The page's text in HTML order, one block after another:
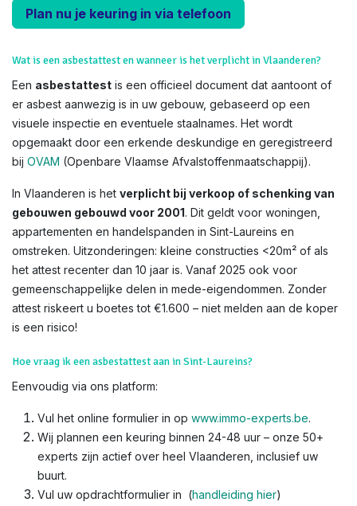
Plan nu je keuring in via telefoon
Wat is een asbestattest en wanneer is het verplicht in Vlaanderen?
Een asbestattest is een officieel document dat aantoont of
er asbest aanwezig is in uw gebouw, gebaseerd op een
visuele inspectie en eventuele staalnames. Het wordt
opgemaakt door een erkende deskundige en geregistreerd
bij OVAM (Openbare Vlaamse Afvalstoffenmaatschappij).
In Vlaanderen is het verplicht bij verkoop of schenking van
gebouwen gebouwd voor 2001. Dit geldt voor woningen,
appartementen en handelspanden in Sint-Laureins en
omstreken. Uitzonderingen: kleine constructies <20m² of als
het attest recenter dan 10 jaar is. Vanaf 2025 ook voor
gemeenschappelijke delen in mede-eigendommen. Zonder
attest riskeert u boetes tot €1.600 – niet melden aan de koper
is een risico!​
Hoe vraag ik een asbestattest aan in Sint-Laureins?
Eenvoudig via ons platform:
Vul het online formulier in op www.immo-experts.be.
Wij plannen een keuring binnen 24-48 uur – onze 50+
experts zijn actief over heel Vlaanderen, inclusief uw
buurt.
Vul uw opdrachtformulier in (handleiding hier)